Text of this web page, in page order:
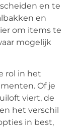
en te
en
om items te
mogelijk
rol in het
Of je
viert, de
het verschil
in best,